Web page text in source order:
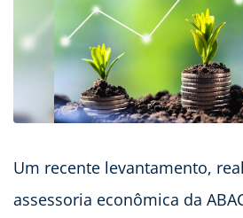
Um recente levantamento,
assessoria econômica da